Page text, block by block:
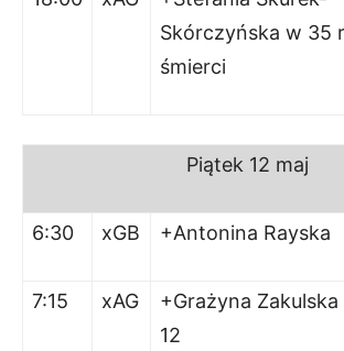
Skórczyńska w 35
śmierci
Piątek 12 maj
6:30 xGB +Antonina Rayska
7:15 xAG
+Grażyna Zakulska
12